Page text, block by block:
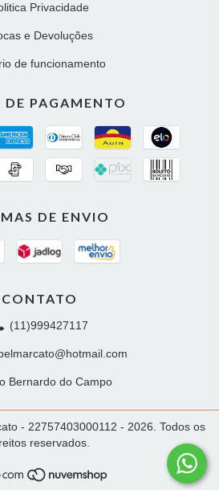
Privacidade
e Devoluções
de funcionamento
DE PAGAMENTO
DE ENVIO
CONTATO
(11)999427117
Bernardo do Campo
- 22757403000112 - 2026. Todos os
reservados.